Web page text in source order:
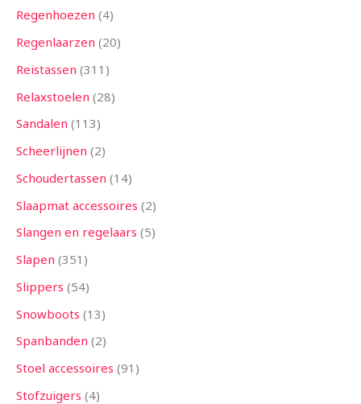
Regenhoezen 4
Regenlaarzen 20
Reistassen 311
Relaxstoelen 28
Sandalen 113
Scheerlijnen 2
Schoudertassen 14
Slaapmat accessoires 2
Slangen en regelaars 5
Slapen 351
Slippers 54
Snowboots 13
Spanbanden 2
Stoel accessoires 91
Stofzuigers 4